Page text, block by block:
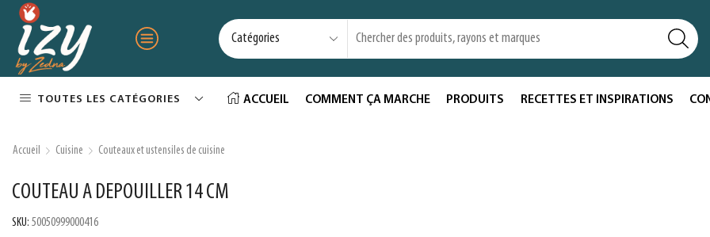
TOUTES LES CATÉGORIES ACCUEIL COMMENT ÇA MARCHE PRODUITS RECETTES ET INSPIRATIONS
Accueil Cuisine Couteaux et ustensiles de cuisine
COUTEAU A DEPOUILLER 14 CM
SKU: 50050999000416